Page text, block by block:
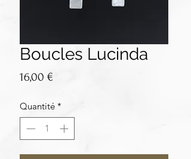
Boucles Lucinda
16,00 €
Quantité *